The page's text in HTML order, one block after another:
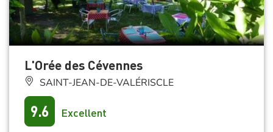
L'Orée des Cévennes
SAINT-JEAN-DE-VALÉRISCLE
9.6 Excellent